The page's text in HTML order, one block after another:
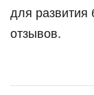
для развития
отзывов.